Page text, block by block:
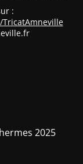
:
2025